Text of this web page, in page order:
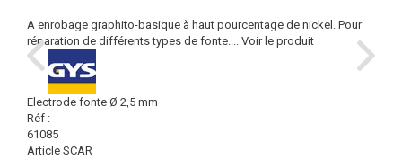
A enrobage graphito-basique à haut pourcentage de nickel. Pour
réparation de différents types de fonte.... Voir le produit
Electrode fonte Ø 2,5 mm
Réf :
61085
Article SCAR